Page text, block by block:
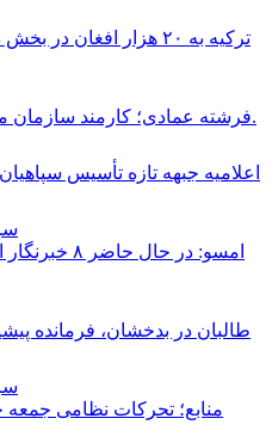
ترکیه به ۲۰ هزار افغان
فرشته عمادى؛ كارمند سازمان ملل متحد در كابل كشته شد.
اعلاميه جبهه تازه تأسيس
۲۷
امسو: در حال
طالبان در بدخشان، فرمانده
۱۰
منابع؛ تحركات نظامى جمعه